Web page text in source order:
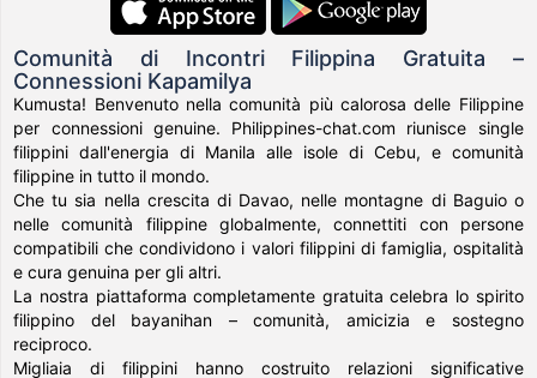
Comunità di Incontri Filippina Gratuita –
Connessioni Kapamilya
Kumusta! Benvenuto nella comunità più calorosa delle Filippine
per connessioni genuine. Philippines-chat.com riunisce single
filippini dall'energia di Manila alle isole di Cebu, e comunità
filippine in tutto il mondo.
Che tu sia nella crescita di Davao, nelle montagne di Baguio o
nelle comunità filippine globalmente, connettiti con persone
compatibili che condividono i valori filippini di famiglia, ospitalità
e cura genuina per gli altri.
La nostra piattaforma completamente gratuita celebra lo spirito
filippino del bayanihan – comunità, amicizia e sostegno
reciproco.
Migliaia di filippini hanno costruito relazioni significative